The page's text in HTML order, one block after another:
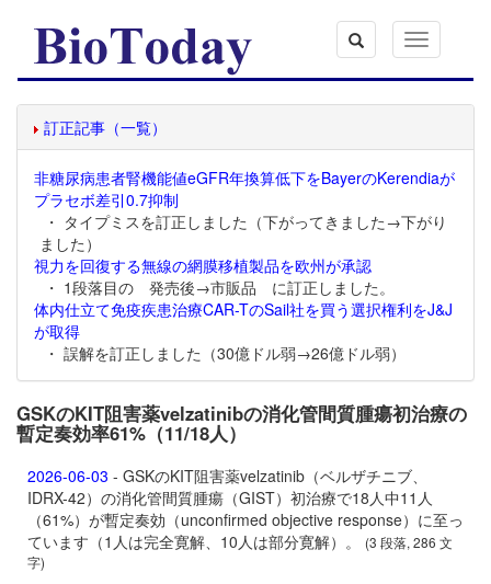
Toggle
navigation
訂正記事（一覧）
非糖尿病患者腎機能値eGFR年換算低下をBayerのKerendiaが
プラセボ差引0.7抑制
・ タイプミスを訂正しました（下がってきました→下がり
ました）
視力を回復する無線の網膜移植製品を欧州が承認
・ 1段落目の 発売後→市販品 に訂正しました。
体内仕立て免疫疾患治療CAR-TのSail社を買う選択権利をJ&J
が取得
・ 誤解を訂正しました（30億ドル弱→26億ドル弱）
GSKのKIT阻害薬velzatinibの消化管間質腫瘍初治療の
暫定奏効率61%（11/18人）
2026-06-03 - GSKのKIT阻害薬velzatinib（ベルザチニブ、
IDRX-42）の消化管間質腫瘍（GIST）初治療で18人中11人
（61%）が暫定奏効（unconfirmed objective response）に至っ
ています（1人は完全寛解、10人は部分寛解）。
(3 段落, 286 文
字)